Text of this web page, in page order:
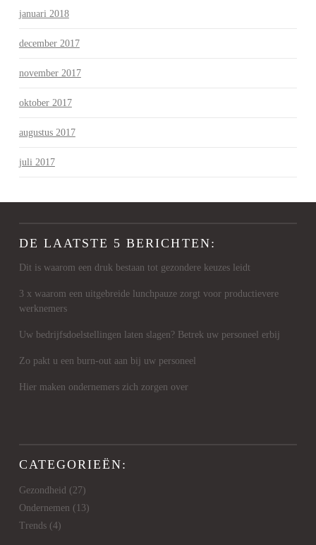
januari 2018
december 2017
november 2017
oktober 2017
augustus 2017
juli 2017
DE LAATSTE 5 BERICHTEN:
Dit is waarom een druk bestaan tot gezondere keuzes leidt
3 x waarom een uitgebreide lunchpauze zorgt voor productievere
werknemers
Uw bedrijfsdoelstellingen laten slagen? Betrek uw personeel erbij
Zo pakt u een burn-out aan bij uw personeel
Hier maken ondernemers zich zorgen over
CATEGORIEËN:
Gezondheid (27)
Ondernemen (13)
Trends(4)